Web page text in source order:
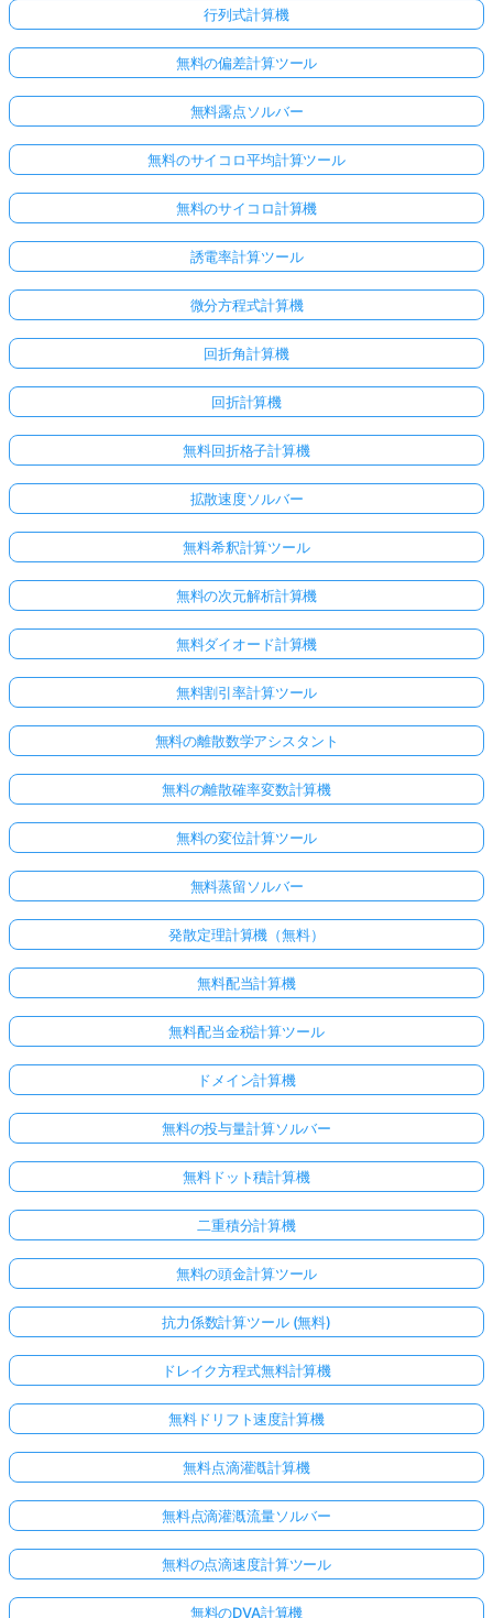
グイ
ン！
行列式計算機
無料の偏差計算ツール
無料露点ソルバー
無料のサイコロ平均計算ツール
無料のサイコロ計算機
誘電率計算ツール
微分方程式計算機
回折角計算機
回折計算機
無料回折格子計算機
拡散速度ソルバー
無料希釈計算ツール
無料の次元解析計算機
無料ダイオード計算機
無料割引率計算ツール
無料の離散数学アシスタント
無料の離散確率変数計算機
無料の変位計算ツール
無料蒸留ソルバー
発散定理計算機（無料）
無料配当計算機
無料配当金税計算ツール
ドメイン計算機
無料の投与量計算ソルバー
無料ドット積計算機
二重積分計算機
無料の頭金計算ツール
抗力係数計算ツール (無料)
ドレイク方程式無料計算機
無料ドリフト速度計算機
無料点滴灌漑計算機
無料点滴灌漑流量ソルバー
無料の点滴速度計算ツール
無料のDVA計算機